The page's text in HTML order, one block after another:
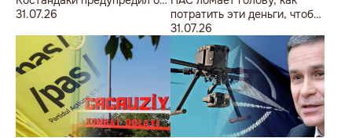
новой волне роста цен
31.07.26
потратить эти деньги, чтобы
оппозиция меньше ворчала,
ведь полмиллиарда
незаметно в карман не
положишь
31.07.26